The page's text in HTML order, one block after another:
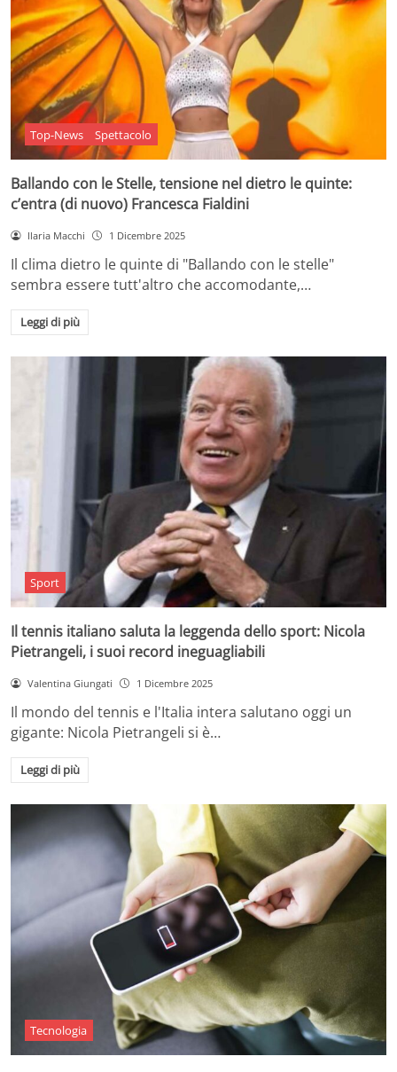
Top-News Spettacolo
Ballando con le Stelle, tensione nel dietro le quinte:
c’entra (di nuovo) Francesca Fialdini
Ilaria Macchi 1 Dicembre 2025
Il clima dietro le quinte di "Ballando con le stelle"
sembra essere tutt'altro che accomodante,…
Leggi di più
Sport
Il tennis italiano saluta la leggenda dello sport: Nicola
Pietrangeli, i suoi record ineguagliabili
Valentina Giungati 1 Dicembre 2025
Il mondo del tennis e l'Italia intera salutano oggi un
gigante: Nicola Pietrangeli si è…
Leggi di più
Tecnologia